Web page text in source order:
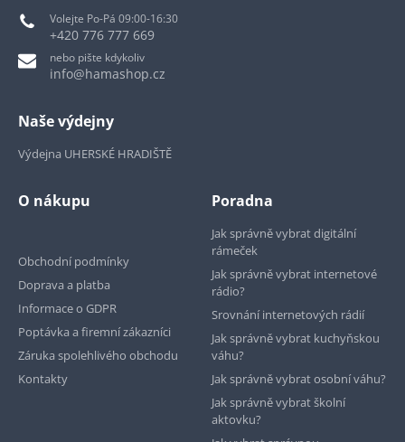
Volejte Po-Pá 09:00-16:30
+420 776 777 669
nebo pište kdykoliv
info@hamashop.cz
Naše výdejny
Výdejna UHERSKÉ HRADIŠTĚ
O nákupu
Obchodní podmínky
Doprava a platba
Informace o GDPR
Poptávka a firemní zákazníci
Záruka spolehlivého obchodu
Kontakty
Poradna
Jak správně vybrat digitální
rámeček
Jak správně vybrat internetové
rádio?
Srovnání internetových rádií
Jak správně vybrat kuchyňskou
váhu?
Jak správně vybrat osobní váhu?
Jak správně vybrat školní
aktovku?